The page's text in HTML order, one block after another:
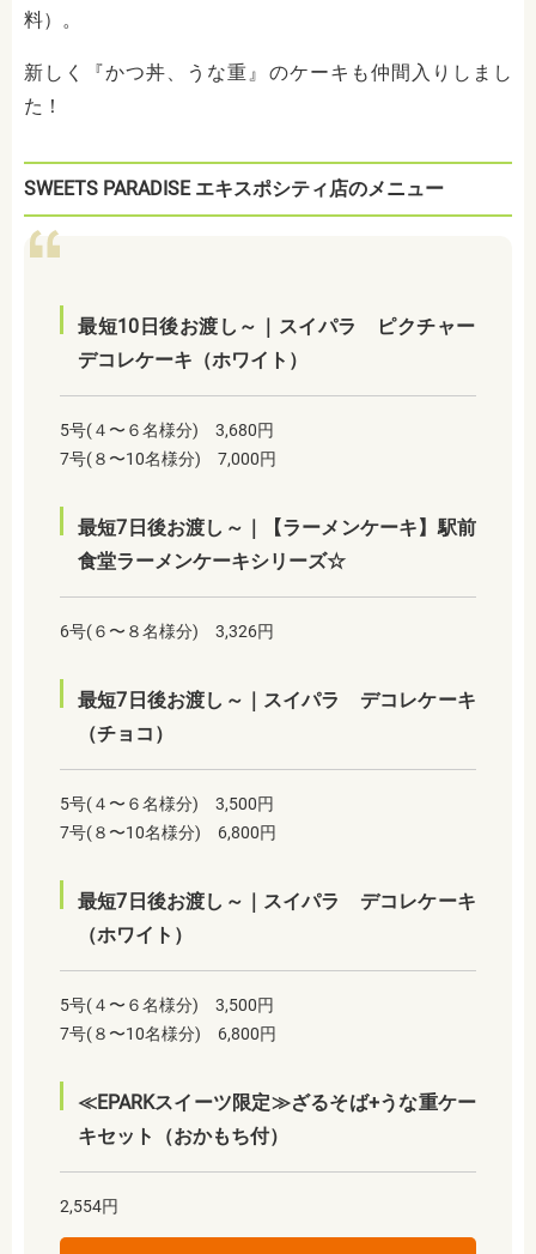
料）。
新しく『かつ丼、うな重』のケーキも仲間入りしまし
た！
SWEETS PARADISE エキスポシティ店のメニュー
最短10日後お渡し～｜スイパラ ピクチャー
デコレケーキ（ホワイト）
5号(４〜６名様分) 3,680円
7号(８〜10名様分) 7,000円
最短7日後お渡し～｜【ラーメンケーキ】駅前
食堂ラーメンケーキシリーズ☆
6号(６〜８名様分) 3,326円
最短7日後お渡し～｜スイパラ デコレケーキ
（チョコ）
5号(４〜６名様分) 3,500円
7号(８〜10名様分) 6,800円
最短7日後お渡し～｜スイパラ デコレケーキ
（ホワイト）
5号(４〜６名様分) 3,500円
7号(８〜10名様分) 6,800円
≪EPARKスイーツ限定≫ざるそば+うな重ケー
キセット（おかもち付）
2,554円